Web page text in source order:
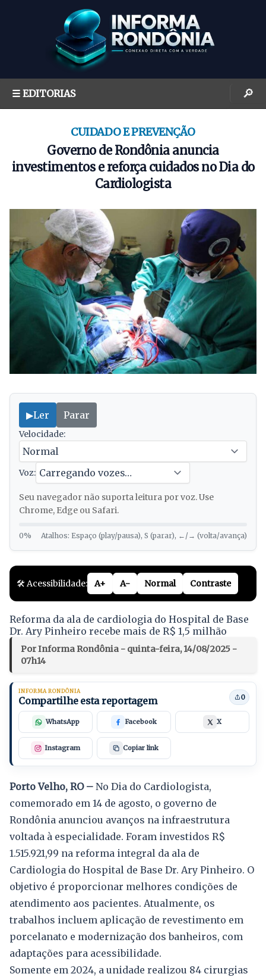
☰ EDITORIAS 🔎
CUIDADO E PREVENÇÃO
Governo de Rondônia anuncia
investimentos e reforça cuidados no Dia do
Cardiologista
▶Ler Parar
Velocidade:
Voz:
Seu navegador não suporta leitura por voz. Use
Chrome, Edge ou Safari.
0% Atalhos: Espaço (play/pausa), S (parar), ←/→ (volta/avança)
🛠️ Acessibilidade: A+ A- Normal Contraste
Reforma da ala de cardiologia do Hospital de Base
Dr. Ary Pinheiro recebe mais de R$ 1,5 milhão
Por Informa Rondônia - quinta-feira, 14/08/2025 -
07h14
INFORMA RONDÔNIA
Compartilhe esta reportagem 0
WhatsApp Facebook X
Instagram Copiar link
Porto Velho, RO – No Dia do Cardiologista,
comemorado em 14 de agosto, o governo de
Rondônia anunciou avanços na infraestrutura
voltada à especialidade. Foram investidos R$
1.515.921,99 na reforma integral da ala de
Cardiologia do Hospital de Base Dr. Ary Pinheiro. O
objetivo é proporcionar melhores condições de
atendimento aos pacientes. Atualmente, os
trabalhos incluem aplicação de revestimento em
porcelanato e modernização dos banheiros, com
adaptações para acessibilidade.
Somente em 2024, a unidade realizou 84 cirurgias